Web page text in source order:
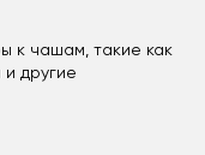
к чашам, такие как
другие